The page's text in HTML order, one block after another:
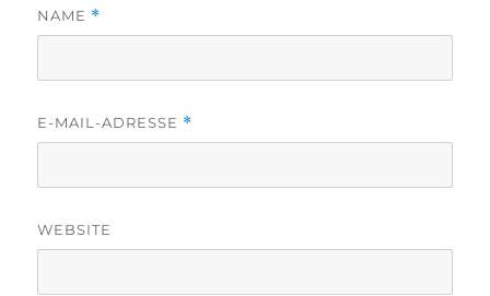
NAME *
E-MAIL-ADRESSE *
WEBSITE